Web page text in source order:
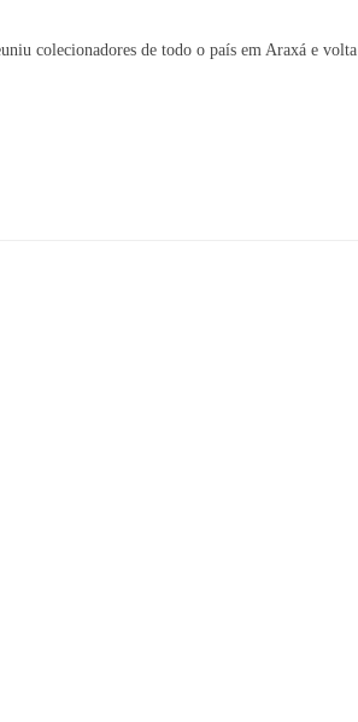
colecionadores de todo o país em Araxá e volta